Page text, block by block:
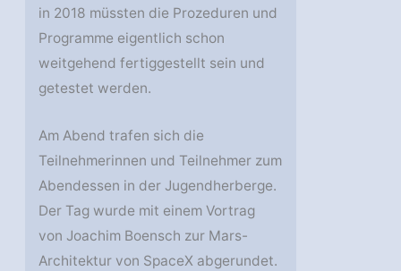
in 2018 müssten die Prozeduren und
Programme eigentlich schon
weitgehend fertiggestellt sein und
getestet werden.
Am Abend trafen sich die
Teilnehmerinnen und Teilnehmer zum
Abendessen in der Jugendherberge.
Der Tag wurde mit einem Vortrag
von Joachim Boensch zur Mars-
Architektur von SpaceX abgerundet.